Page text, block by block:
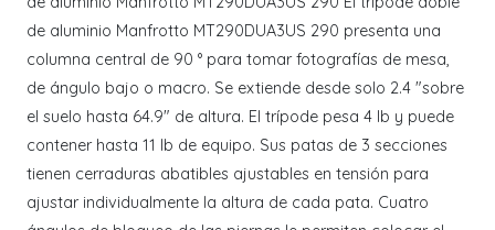
de aluminio Manfrotto MT290DUA3US 290 presenta una
columna central de 90 ° para tomar fotografías de mesa,
de ángulo bajo o macro. Se extiende desde solo 2.4 "sobre
el suelo hasta 64.9" de altura. El trípode pesa 4 lb y puede
contener hasta 11 lb de equipo. Sus patas de 3 secciones
tienen cerraduras abatibles ajustables en tensión para
ajustar individualmente la altura de cada pata. Cuatro